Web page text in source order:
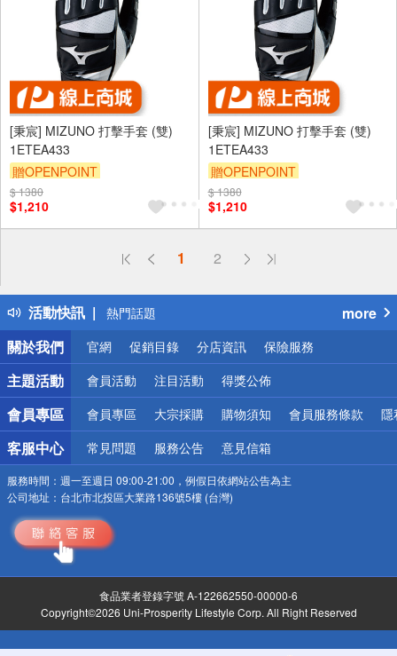
[秉宸] MIZUNO 打擊手套 (雙)
1ETEA433
贈OPENPOINT
$ 1380
$1,210
[秉宸] MIZUNO 打擊手套 (雙)
1ETEA433
贈OPENPOINT
$ 1380
$1,210
1 2
活動快訊
偏遠地區配送
得獎公告
熱門話題
銀行優惠
偏遠地區配送
詐騙網頁！請小心！
more
關於我們
官網 促銷目錄 分店資訊 保險服務
主題活動 會員活動 注目活動 得獎公佈
會員專區 會員專區 大宗採購 購物須知 會員服務條款 隱
客服中心 常見問題 服務公告 意見信箱
服務時間： 週一至週日 09:00-21:00，例假日依網站公告為主
公司地址： 台北市北投區大業路136號5樓 (台灣)
食品業者登錄字號 A-122662550-00000-6
Copyright©2026 Uni-Prosperity Lifestyle Corp. All Right Reserved